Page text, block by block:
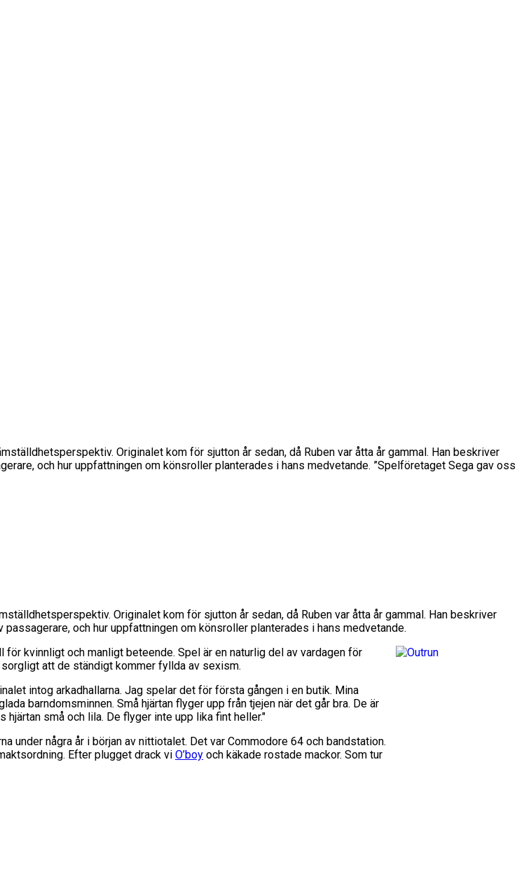
Originalet kom för sjutton år sedan, då Ruben var åtta år gammal. Han beskriver
och hur uppfattningen om könsroller planterades i hans medvetande. ”Spelföretaget Sega gav oss
Originalet kom för sjutton år sedan, då Ruben var åtta år gammal. Han beskriver
och hur uppfattningen om könsroller planterades i hans medvetande.
kvinnligt och manligt beteende. Spel är en naturlig del av vardagen för
att de ständigt kommer fyllda av sexism.
intog arkadhallarna. Jag spelar det för första gången i en butik. Mina
barndomsminnen. Små hjärtan flyger upp från tjejen när det går bra. De är
små och lila. De flyger inte upp lika fint heller."
under några år i början av nittiotalet. Det var Commodore 64 och bandstation.
Efter plugget drack vi O’boy och käkade rostade mackor. Som tur